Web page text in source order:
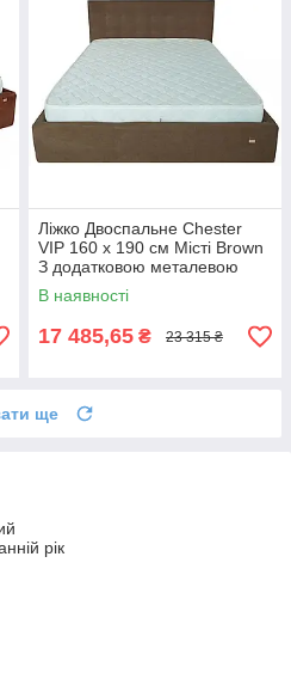
Ліжко Двоспальне Chester
VIP 160 х 190 см Місті Brown
З додатковою металевою
цільнозварною рамою
Коричневий
В наявності
17 485,65 ₴ 23 315 ₴
ще
рік